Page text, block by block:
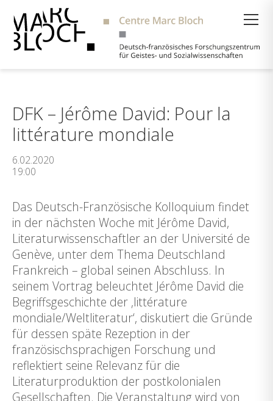
DFK – Jérôme David: Pour la
littérature mondiale
6.02.2020
19:00
Das Deutsch-Französische Kolloquium findet
in der nächsten Woche mit Jérôme David,
Literaturwissenschaftler an der Université de
Genève, unter dem Thema Deutschland
Frankreich – global seinen Abschluss. In
seinem Vortrag beleuchtet Jérôme David die
Begriffsgeschichte der ‚littérature
mondiale/Weltliteratur‘, diskutiert die Gründe
für dessen späte Rezeption in der
französischsprachigen Forschung und
reflektiert seine Relevanz für die
Literaturproduktion der postkolonialen
Gesellschaften. Die Veranstaltung wird von